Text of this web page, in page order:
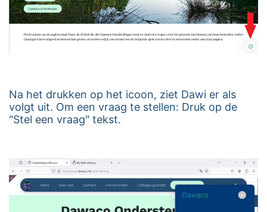
Na het drukken op het icoon, ziet Dawi er als
volgt uit. Om een vraag te stellen: Druk op de
"Stel een vraag" tekst.